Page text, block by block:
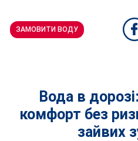
ЗАМОВИТИ ВОДУ
Вода в
комфорт без
зайвих